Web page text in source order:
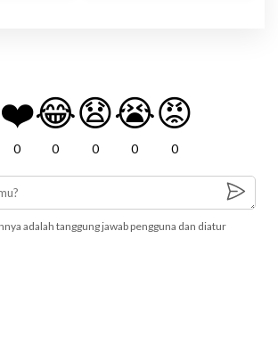
❤️
0
😂
0
😧
0
😭
0
😡
0
adalah tanggung jawab pengguna dan diatur